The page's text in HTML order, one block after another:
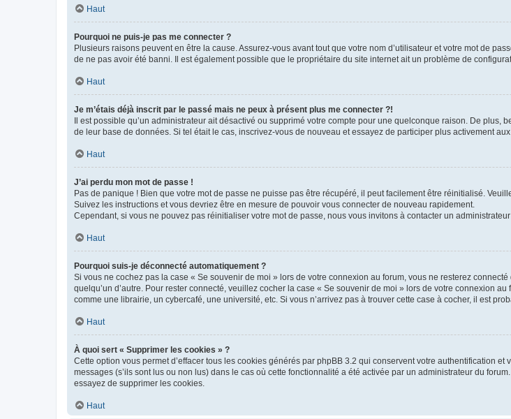
Haut
Pourquoi ne puis-je pas me connecter ?
Plusieurs raisons peuvent en être la cause. Assurez-vous avant tout que votre nom d’utilisateur et votre mot de
de ne pas avoir été banni. Il est également possible que le propriétaire du site internet ait un problème de
Haut
Je m’étais déjà inscrit par le passé mais ne peux à présent plus me connecter ?!
Il est possible qu’un administrateur ait désactivé ou supprimé votre compte pour une quelconque raison. De
de leur base de données. Si tel était le cas, inscrivez-vous de nouveau et essayez de participer plus activement
Haut
J’ai perdu mon mot de passe !
Pas de panique ! Bien que votre mot de passe ne puisse pas être récupéré, il peut facilement être réinitialisé.
Suivez les instructions et vous devriez être en mesure de pouvoir vous connecter de nouveau rapidement.
Cependant, si vous ne pouvez pas réinitialiser votre mot de passe, nous vous invitons à contacter un administrateur
Haut
Pourquoi suis-je déconnecté automatiquement ?
Si vous ne cochez pas la case « Se souvenir de moi » lors de votre connexion au forum, vous ne resterez
quelqu’un d’autre. Pour rester connecté, veuillez cocher la case « Se souvenir de moi » lors de votre connexion
comme une librairie, un cybercafé, une université, etc. Si vous n’arrivez pas à trouver cette case à cocher, il est
Haut
À quoi sert « Supprimer les cookies » ?
Cette option vous permet d’effacer tous les cookies générés par phpBB 3.2 qui conservent votre authentification
messages (s’ils sont lus ou non lus) dans le cas où cette fonctionnalité a été activée par un administrateur du
essayez de supprimer les cookies.
Haut